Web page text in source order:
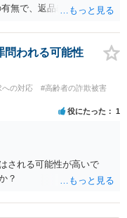
無で、返品義務の有無が
額支払い判決の前提とし
れば、 原状回復義務とし
とになります。 ただし、
れ争点化していたが、 結
な判断が判決理由中で下
きない可能性はあります
問われる可能性
への対応
#高齢者の詐欺被害
役にたった 1
される可能性が高いで
？